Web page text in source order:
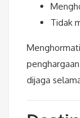
Tidak
dijaga